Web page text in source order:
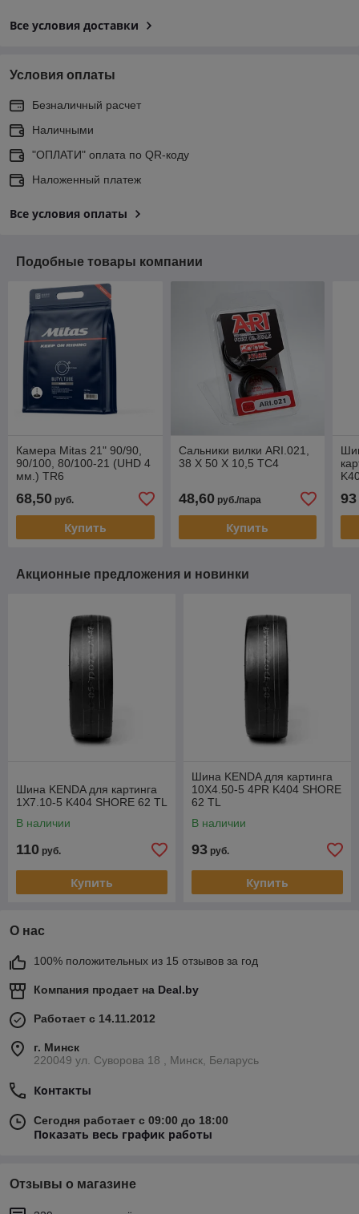
Все условия доставки
Условия оплаты
Безналичный расчет
Наличными
"ОПЛАТИ" оплата по QR-коду
Наложенный платеж
Все условия оплаты
Подобные товары компании
Камера Mitas 21" 90/90,
90/100, 80/100-21 (UHD 4
мм.) TR6
68,50 руб.
Купить
Сальники вилки ARI.021,
38 X 50 X 10,5 TC4
48,60руб./пара
Купить
93
Акционные предложения и новинки
Шина KENDA для картинга
1X7.10-5 K404 SHORE 62 TL
В наличии
110 руб.
Купить
Шина KENDA для картинга
10X4.50-5 4PR K404 SHORE
62 TL
В наличии
93 руб.
Купить
О нас
100% положительных из 15 отзывов за год
Компания продает на Deal.by
Работает с 14.11.2012
г. Минск
220049 ул. Суворова 18 , Минск, Беларусь
Контакты
Сегодня работает с 09:00 до 18:00
Показать весь график работы
Отзывы о магазине